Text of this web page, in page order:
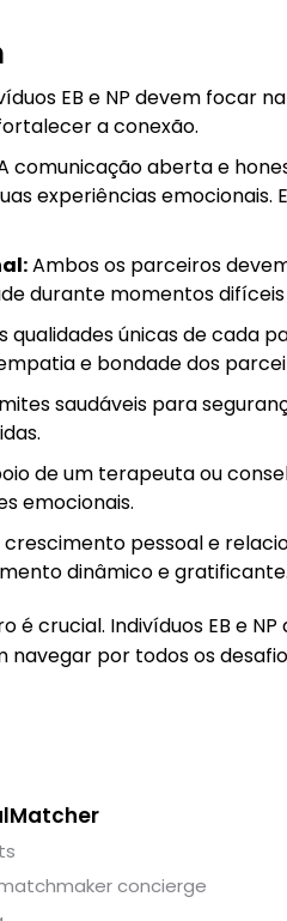
EB e NP devem focar
a conexão.
comunicação aberta e
experiências
Ambos os parceiros
durante momentos
qualidades únicas de cada
e bondade dos
saudáveis para
de um terapeuta ou
emocionais.
pessoal e
dinâmico e gratificante.
é crucial. Indivíduos EB e
por todos os
concierge